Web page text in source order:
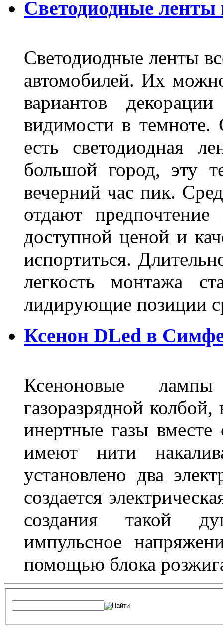
Светодиодные
Светодиодные ленты
автомобилей. Их
вариантов
видимости в темноте.
есть светодиодная
большой город, эту
вечерний час пик.
отдают
доступной ценой и
испортиться.
легкость монтажа
лидирующие
Ксенон DLed в
Ксеноновые
газоразрядной
инертные газы
имеют нити
установлено два
создается
создания такой
импульсное
помощью блока